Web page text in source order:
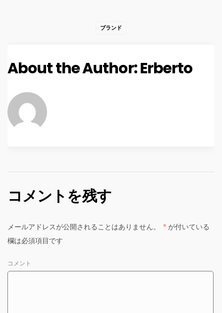
ブランド
About the Author:Erberto
コメントを残す
メールアドレスが公開されることはありません。 * が付いている
欄は必須項目です
コメント